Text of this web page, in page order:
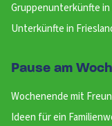
Gruppenunterkünfte
Unterkünfte in
Pause am
Wochenende mit
Ideen für ein